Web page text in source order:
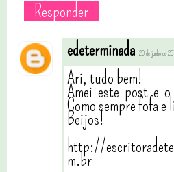
Responder
edeterminada 20 de junho de
Ari, tudo bem!
Amei este post e
Como sempre fofa e
Beijos!
http://
m.br